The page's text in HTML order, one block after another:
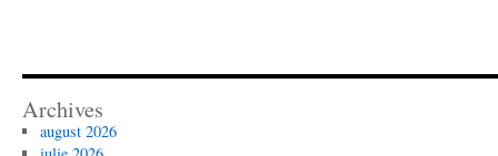
Archives
august 2026